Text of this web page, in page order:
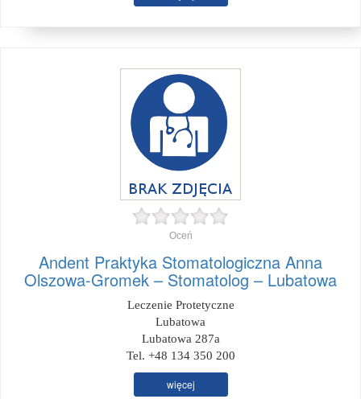
Oceń
Andent Praktyka Stomatologiczna Anna
Olszowa-Gromek – Stomatolog – Lubatowa
Leczenie Protetyczne
Lubatowa
Lubatowa 287a
Tel. +48 134 350 200
więcej